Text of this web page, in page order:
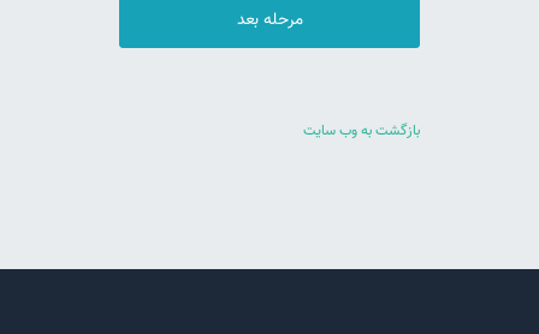
بازگشت به وب سایت